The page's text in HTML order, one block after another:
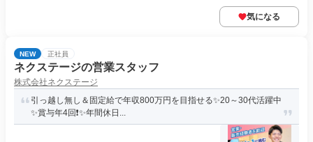
気になる
NEW 正社員
ネクステージの営業スタッフ
株式会社ネクステージ
引っ越し無し＆固定給で年収800万円を目指せる✨20～30代活躍中
✨賞与年4回❗✨年間休日...